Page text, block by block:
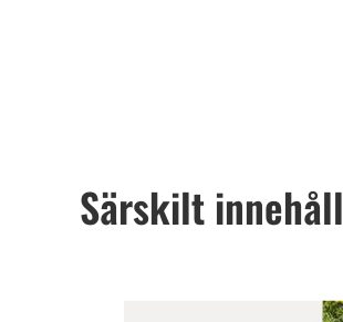
Särskilt innehåll